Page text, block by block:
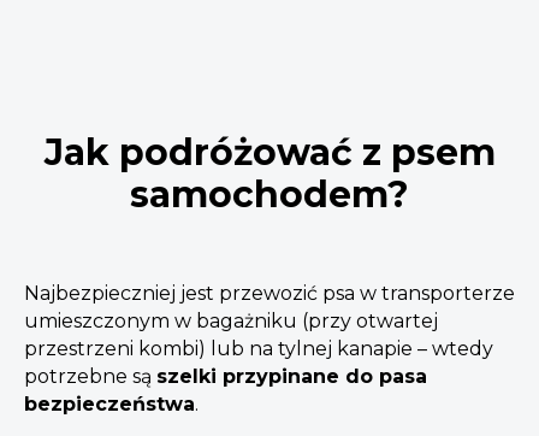
Jak podróżować z psem
samochodem?
Najbezpieczniej jest przewozić psa w transporterze
umieszczonym w bagażniku (przy otwartej
przestrzeni kombi) lub na tylnej kanapie – wtedy
potrzebne są szelki przypinane do pasa
bezpieczeństwa.